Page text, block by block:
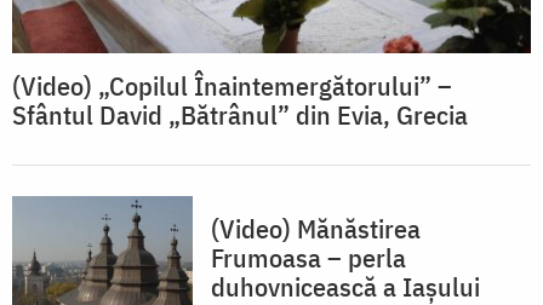
(Video) „Copilul Înaintemergătorului” –
Sfântul David „Bătrânul” din Evia, Grecia
(Video) Mănăstirea
Frumoasa – perla
duhovnicească a Iașului